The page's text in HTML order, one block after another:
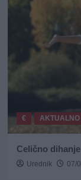
€ AKTUALNO
Celično
Urednik 07/